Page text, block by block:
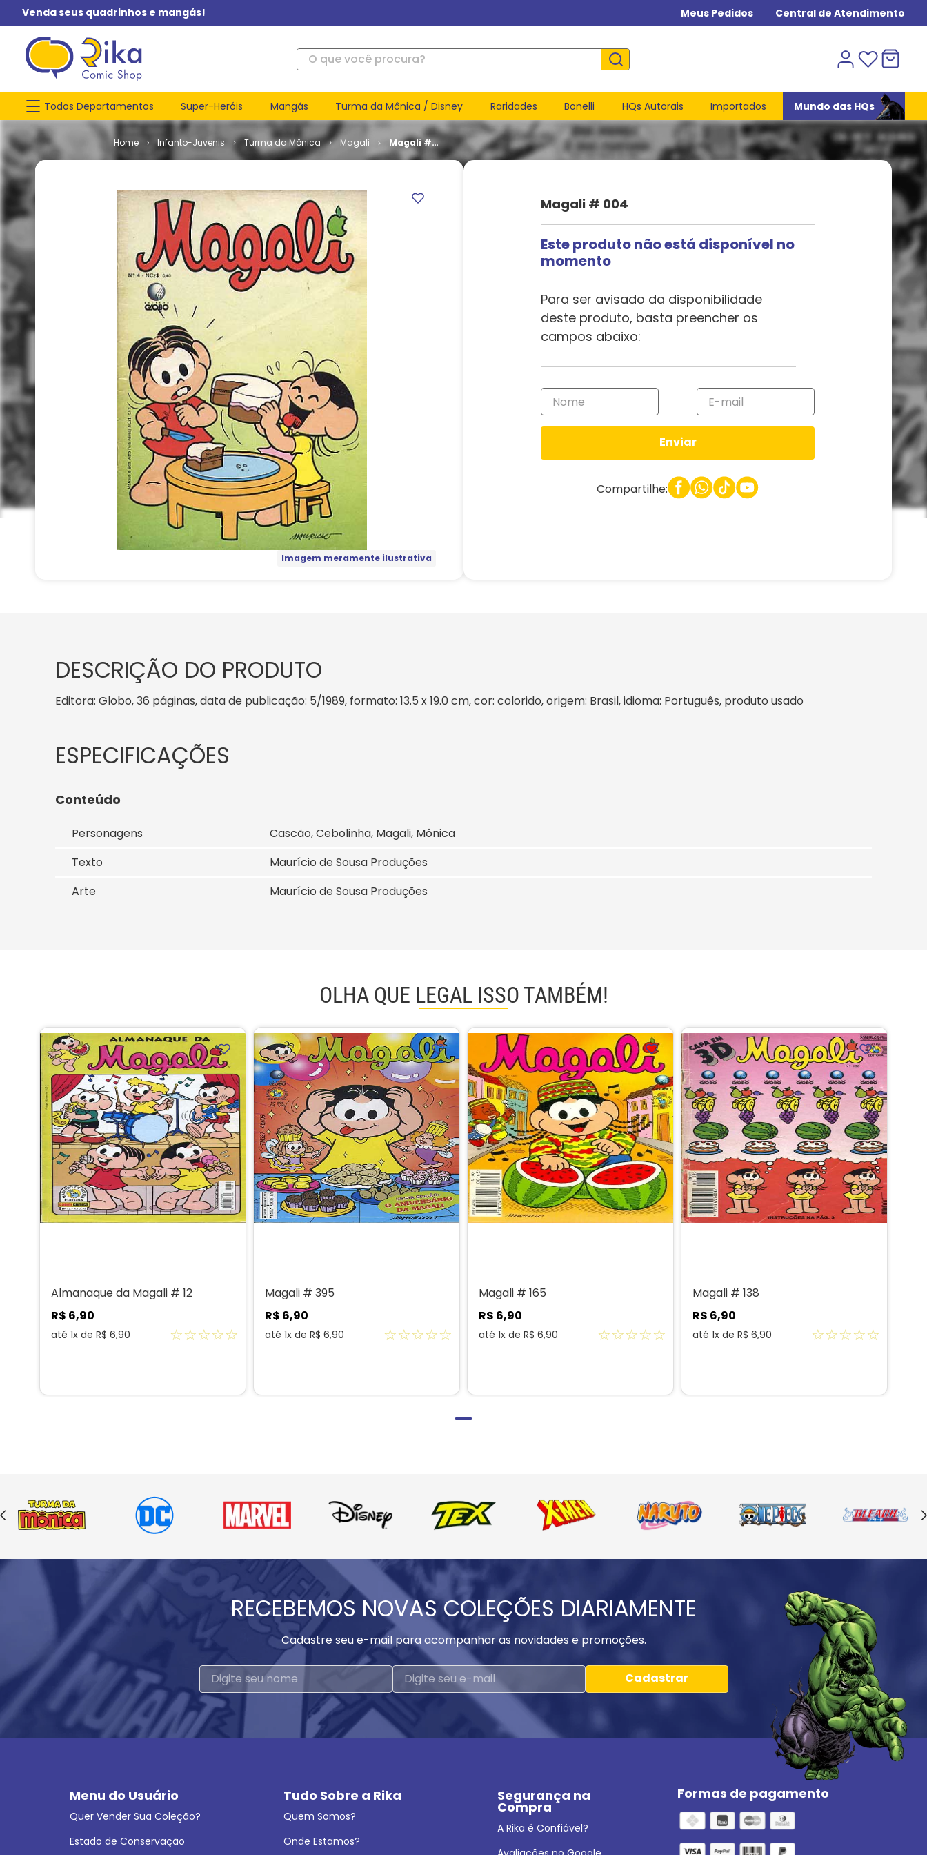
Venda seus quadrinhos e mangás! Meus Pedidos Central de Atendimento
O que você procura?
Todos Departamentos Super-Heróis Mangás Turma da Mônica / Disney Raridades Bonelli HQs Autorais Importados Mundo das HQs
Infanto-Juvenis Turma da Mônica Magali
Magali #
004
Imagem meramente ilustrativa
Magali # 004
Este produto não está disponível no
momento
Para ser avisado da disponibilidade
deste produto, basta preencher os
campos abaixo:
Enviar
Compartilhe:
DESCRIÇÃO DO PRODUTO
Editora: Globo, 36 páginas, data de publicação: 5/1989, formato: 13.5 x 19.0 cm, cor: colorido, origem: Brasil, idioma: Português, produto usado
Conteúdo
Personagens
Cascão, Cebolinha, Magali, Mônica
Texto
Maurício de Sousa Produções
Arte
Maurício de Sousa Produções
OLHA QUE LEGAL ISSO TAMBÉM!
Almanaque da Magali # 12
R$ 6,90
até 1x de R$ 6,90 ☆☆☆☆☆
Magali # 395
R$ 6,90
até 1x de R$ 6,90 ☆☆☆☆☆
Magali # 165
R$ 6,90
até 1x de R$ 6,90 ☆☆☆☆☆
Magali # 138
R$ 6,90
até 1x de R$ 6,90 ☆☆☆☆☆
RECEBEMOS NOVAS COLEÇÕES DIARIAMENTE
Cadastre seu e-mail para acompanhar as novidades e promoções.
Cadastrar
Menu do Usuário
Quer Vender Sua Coleção?
Estado de Conservação
Tudo Sobre a Rika
Quem Somos?
Onde Estamos?
Segurança na
Compra
A Rika é Confiável?
Formas de pagamento